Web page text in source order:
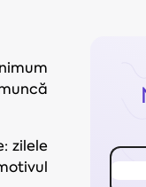
zilele